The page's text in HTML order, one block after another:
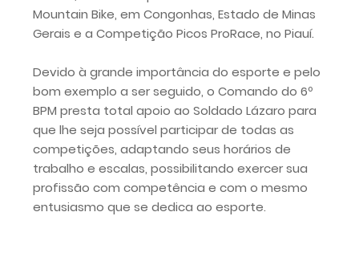
Mountain Bike, em Congonhas, Estado de Minas
Gerais e a Competição Picos ProRace, no Piauí.
Devido à grande importância do esporte e pelo
bom exemplo a ser seguido, o Comando do 6º
BPM presta total apoio ao Soldado Lázaro para
que lhe seja possível participar de todas as
competições, adaptando seus horários de
trabalho e escalas, possibilitando exercer sua
profissão com competência e com o mesmo
entusiasmo que se dedica ao esporte.